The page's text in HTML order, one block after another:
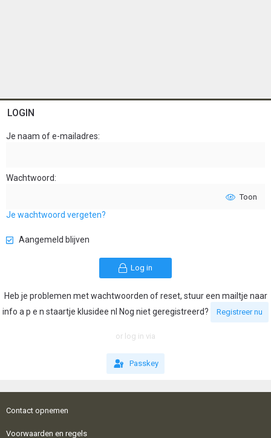
LOGIN
Je naam of e-mailadres
Wachtwoord
Toon
Je wachtwoord vergeten?
Aangemeld blijven
Log in
Heb je problemen met wachtwoorden of reset, stuur een mailtje naar
info a p e n staartje klusidee nl Nog niet geregistreerd?
Registreer nu
or log in via
Passkey
Contact opnemen
Voorwaarden en regels